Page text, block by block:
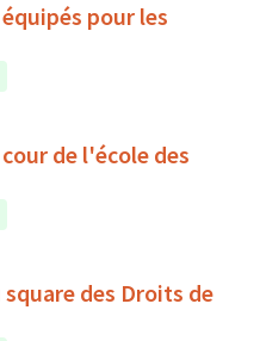
pour les
de l'école des
des Droits de